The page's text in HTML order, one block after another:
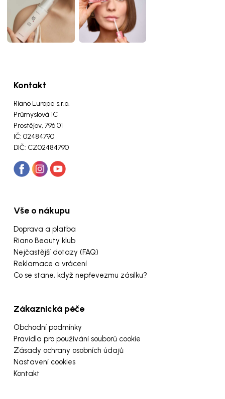
Kontakt
Riano Europe s.r.o.
Průmyslová 1C
Prostějov, 796 01
IČ: 02484790
DIČ: CZ02484790
Vše o nákupu
Doprava a platba
Riano Beauty klub
Nejčastější dotazy (FAQ)
Reklamace a vrácení
Co se stane, když nepřevezmu zásilku?
Zákaznická péče
Obchodní podmínky
Pravidla pro používání souborů cookie
Zásady ochrany osobních údajů
Nastavení cookies
Kontakt